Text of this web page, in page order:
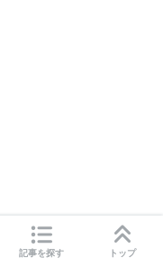
記事を探す トップ